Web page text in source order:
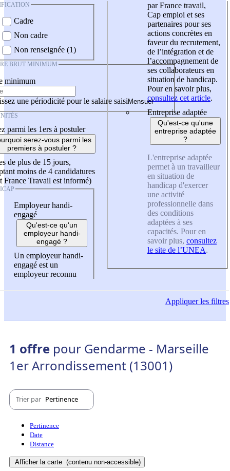
Cadre
Non cadre
Non renseignée (1)
BRUT MINIMUM
minimum
une périodicité pour le salaire saisi
parmi les 1ers à postuler
serez-vous parmi les
premiers à postuler ?
de plus de 15 jours,
moins de 4 candidatures
France Travail est informé)
Employeur handi-
engagé
Qu'est-ce qu'un
employeur handi-
engagé ?
Un employeur handi-
engagé est un
employeur reconnu
par France travail,
Cap emploi et ses
partenaires pour ses
actions concrètes en
faveur du recrutement,
de l’intégration et de
l’accompagnement de
ses collaborateurs en
situation de handicap.
Pour en savoir plus,
consultez cet article.
Entreprise adaptée
Qu'est-ce qu'une
entreprise adaptée
?
L'entreprise adaptée
permet à un travailleur
en situation de
handicap d'exercer
une activité
professionnelle dans
des conditions
adaptées à ses
capacités. Pour en
savoir plus, consultez
le site de l’UNEA.
Appliquerles filtres
1 offre pour Gendarme - Marseille
1er Arrondissement (13001)
Trier par Pertinence
Pertinence
Date
Distance
Afficher la carte (contenu non-accessible)